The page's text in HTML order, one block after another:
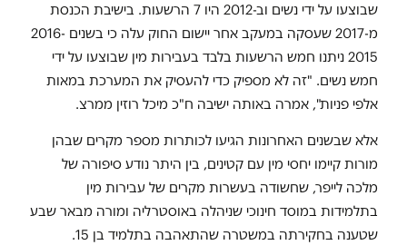
שבוצעו על ידי נשים וב-2012 היו 7 הרשעות. בישיבת הכנסת
מ-2017 שעסקה במעקב אחר יישום החוק עלה כי בשנים 2016-
2015 ניתנו חמש הרשעות בלבד בעבירות מין שבוצעו על ידי
חמש נשים. "זה לא מספיק כדי להעסיק את המערכת במאות
אלפי פניות", אמרה באותה ישיבה ח"כ מיכל רוזין ממרצ.
אלא שבשנים האחרונות הגיעו לכותרות מספר מקרים שבהן
מורות קיימו יחסי מין עם קטינים, בין היתר נודע סיפורה של
מלכה לייפר, שחשודה בעשרות מקרים של עבירות מין
בתלמידות במוסד חינוכי שניהלה באוסטרליה ומורה מבאר שבע
שטענה בחקירתה במשטרה שהתאהבה בתלמיד בן 15.